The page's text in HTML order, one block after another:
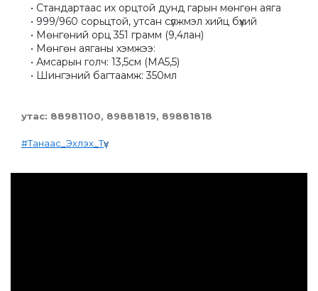
Стандартаас их орцтой дунд гарын мөнгөн аяга
999/960 сорьцтой, утсан сүлжмэл хийц бүхий
Мөнгөний орц 351 грамм (9,4лан)
Мөнгөн аяганы хэмжээ:
Амсарын голч: 13,5см (МА5,5)
Шингэний багтаамж: 350мл
утас: 88981100, 89881819, 89881818
#Танаас_Эхлэх_Түүх